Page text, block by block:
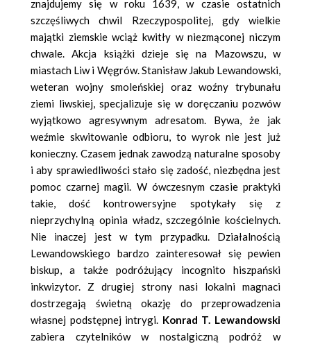
znajdujemy się w roku 1639, w czasie ostatnich
szczęśliwych chwil Rzeczypospolitej, gdy wielkie
majątki ziemskie wciąż kwitły w niezmąconej niczym
chwale. Akcja książki dzieje się na Mazowszu, w
miastach Liw i Węgrów. Stanisław Jakub Lewandowski,
weteran wojny smoleńskiej oraz woźny trybunału
ziemi liwskiej, specjalizuje się w doręczaniu pozwów
wyjątkowo agresywnym adresatom. Bywa, że jak
weźmie skwitowanie odbioru, to wyrok nie jest już
konieczny. Czasem jednak zawodzą naturalne sposoby
i aby sprawiedliwości stało się zadość, niezbędna jest
pomoc czarnej magii. W ówczesnym czasie praktyki
takie, dość kontrowersyjne spotykały się z
nieprzychylną opinia władz, szczególnie kościelnych.
Nie inaczej jest w tym przypadku. Działalnością
Lewandowskiego bardzo zainteresował się pewien
biskup, a także podróżujący incognito hiszpański
inkwizytor. Z drugiej strony nasi lokalni magnaci
dostrzegają świetną okazję do przeprowadzenia
własnej podstępnej intrygi. Konrad T. Lewandowski
zabiera czytelników w nostalgiczną podróż w